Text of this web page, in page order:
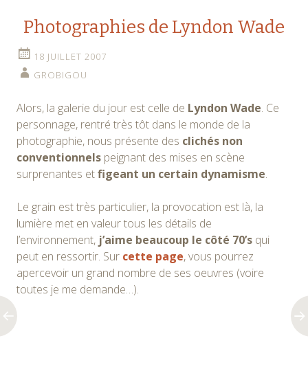
Photographies de Lyndon Wade
18 JUILLET 2007
GROBIGOU
Alors, la galerie du jour est celle de Lyndon Wade. Ce
personnage, rentré très tôt dans le monde de la
photographie, nous présente des clichés non
conventionnels peignant des mises en scène
surprenantes etfigeant un certain dynamisme.
Le grain est très particulier, la provocation est là, la
lumière met en valeur tous les détails de
l’environnement, j’aime beaucoup le côté 70’s qui
peut en ressortir. Sur cette page, vous pourrez
apercevoir un grand nombre de ses oeuvres (voire
toutes je me demande…).